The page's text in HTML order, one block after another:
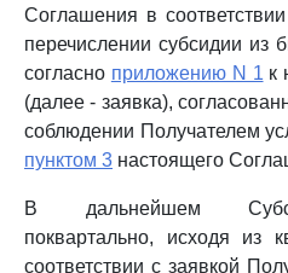
Соглашения в
перечислении субсидии
согласно приложению N 1 к
(далее - заявка),
соблюдении Получателем
пунктом 3 настоящего
В дальнейшем
поквартально, исходя из
соответствии с заявкой